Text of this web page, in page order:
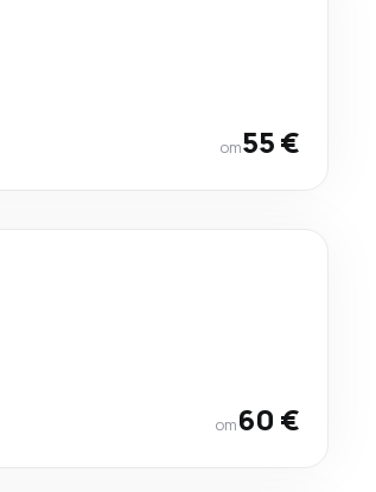
от55 €
от60 €